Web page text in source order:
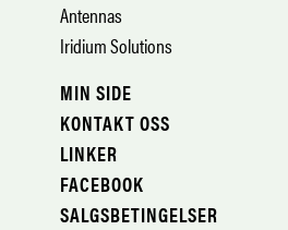
Antennas
Iridium Solutions
MIN SIDE
KONTAKT OSS
LINKER
FACEBOOK
SALGSBETINGELSER